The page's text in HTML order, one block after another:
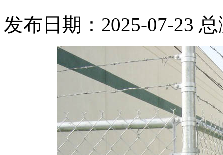
发布日期：2025-07-23